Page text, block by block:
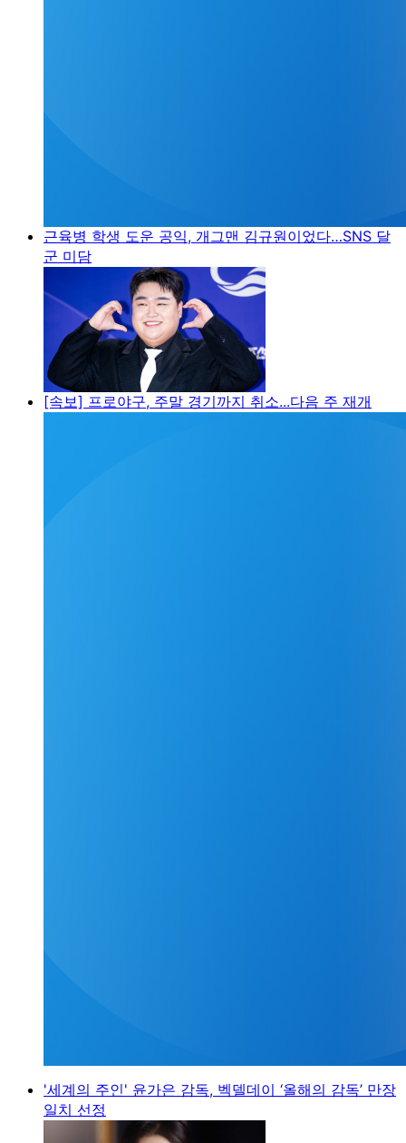
근육병 학생 도운 공익, 개그맨 김규원이었다…SNS 달
군 미담
[속보] 프로야구, 주말 경기까지 취소...다음 주 재개
'세계의 주인' 윤가은 감독, 벡델데이 ‘올해의 감독’ 만장
일치 선정